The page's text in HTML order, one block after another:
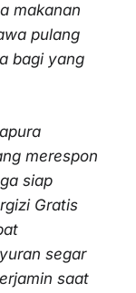
makanan
pulang
bagi yang
merespon
siap
Gratis
segar
saat